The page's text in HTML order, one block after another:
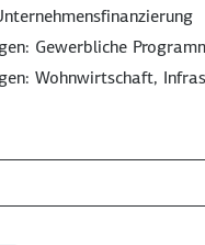
Gewerbliche
Wohnwirtschaft,